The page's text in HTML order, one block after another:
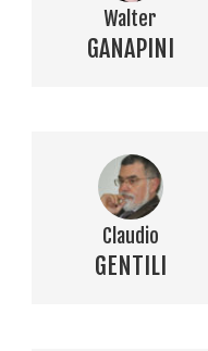
Walter
GANAPINI
Claudio
GENTILI